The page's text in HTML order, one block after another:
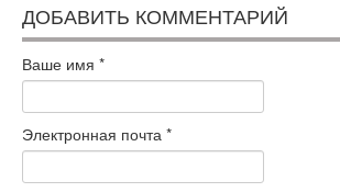
ДОБАВИТЬ КОММЕНТАРИЙ
Ваше имя *
Электронная почта *